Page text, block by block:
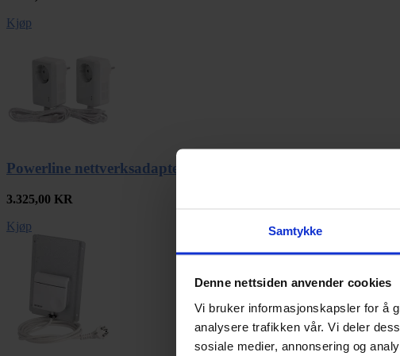
Samtykke
Denne nettsiden anvender cookies
Vi bruker informasjonskapsler for å
analysere trafikken vår. Vi deler
sosiale medier, annonsering og
Kjøp
Powerline nettverksadapter
3.325,00 KR
Kjøp